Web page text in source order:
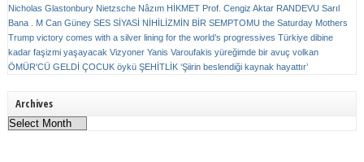
Nicholas Glastonbury Nietzsche Nâzım HİKMET Prof. Cengiz Aktar RANDEVU Sarıl
Bana . M Can Güney SES SİYASİ NİHİLİZMİN BİR SEMPTOMU the Saturday Mothers
Trump victory comes with a silver lining for the world’s progressives Türkiye dibine
kadar faşizmi yaşayacak Vizyoner Yanis Varoufakis yüreğimde bir avuç volkan
ÖMÜR'CÜ GELDİ ÇOCUK öykü ŞEHİTLİK ‘Şiirin beslendiği kaynak hayattır’
Archives
Archives